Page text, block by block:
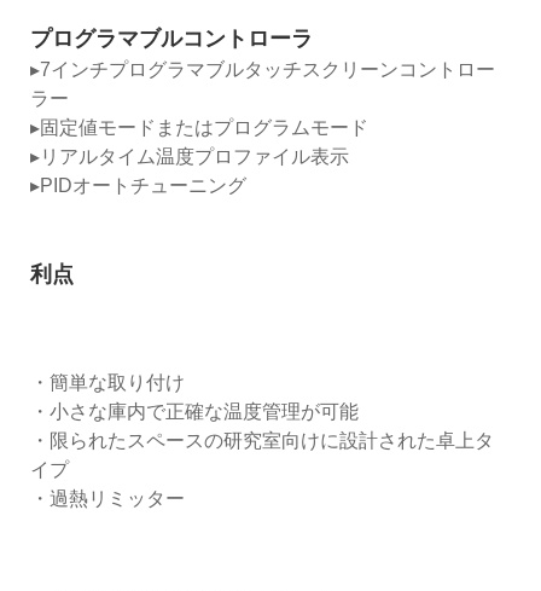
プログラマブルコントローラ
▸7インチプログラマブルタッチスクリーンコントロー
ラー
▸固定値モードまたはプログラムモード
▸リアルタイム温度プロファイル表示
▸PIDオートチューニング
利点
・簡単な取り付け
・小さな庫内で正確な温度管理が可能
・限られたスペースの研究室向けに設計された卓上タ
イプ
・過熱リミッター